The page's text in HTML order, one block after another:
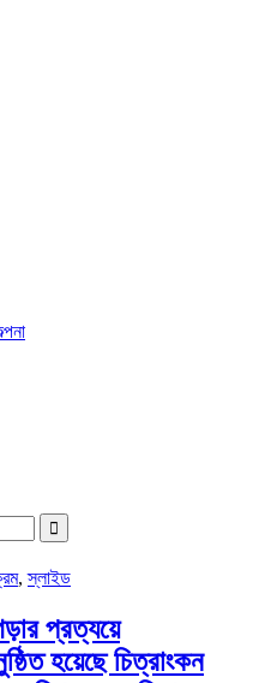
,স্লাইড
প্রত্যয়ে
হয়েছে চিত্রাংকন